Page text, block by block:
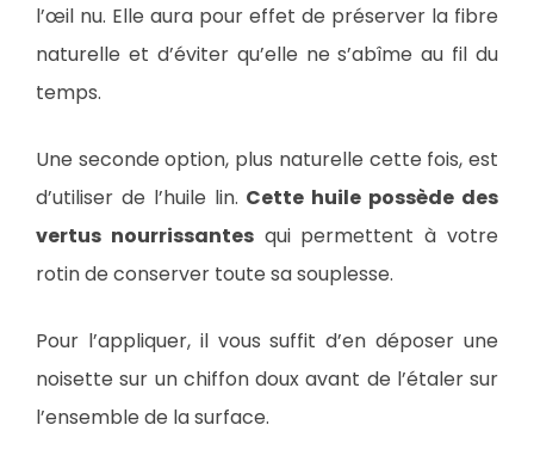
l’œil nu. Elle aura pour effet de préserver la fibre
naturelle et d’éviter qu’elle ne s’abîme au fil du
temps.
Une seconde option, plus naturelle cette fois, est
d’utiliser de l’huile lin. Cette huile possède des
vertus nourrissantesqui permettent à votre
rotin de conserver toute sa souplesse.
Pour l’appliquer, il vous suffit d’en déposer une
noisette sur un chiffon doux avant de l’étaler sur
l’ensemble de la surface.